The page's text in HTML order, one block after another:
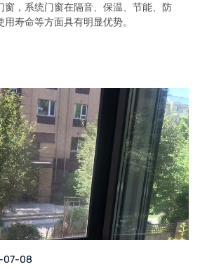
窗，系统门窗在隔音、保温、节能、防
寿命等方面具有明显优势。
07-08